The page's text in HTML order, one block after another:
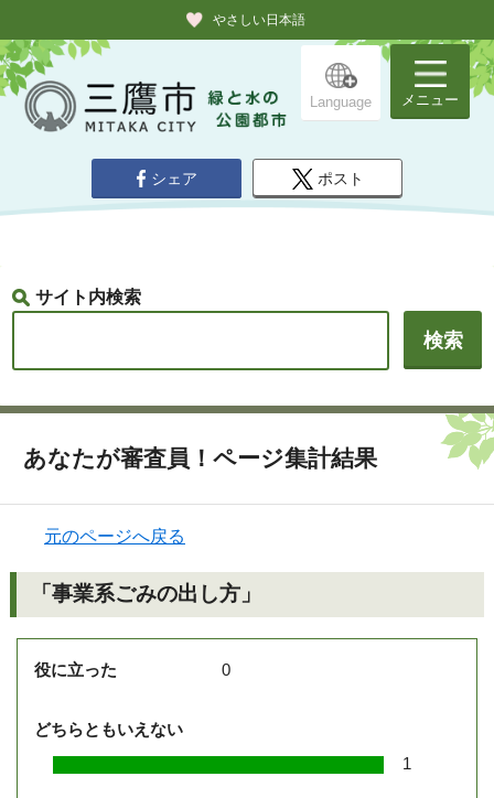
やさしい日本語
Language メニュー
シェア ポスト
サイト内検索
あなたが審査員！ページ集計結果
元のページへ戻る
「事業系ごみの出し方」
役に立った 0
どちらともいえない
1